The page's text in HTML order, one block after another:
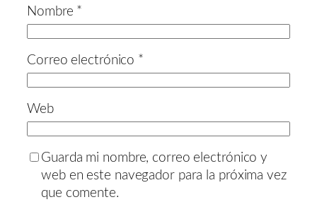
Nombre *
Correo electrónico *
Web
Guarda mi nombre, correo electrónico y
web en este navegador para la próxima vez
que comente.